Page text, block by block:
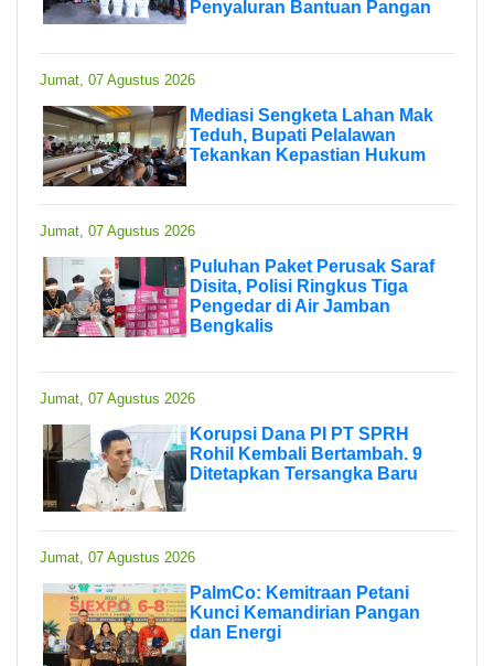
Penyaluran Bantuan Pangan
Jumat, 07 Agustus 2026
Mediasi Sengketa Lahan Mak
Teduh, Bupati Pelalawan
Tekankan Kepastian Hukum
Jumat, 07 Agustus 2026
Puluhan Paket Perusak Saraf
Disita, Polisi Ringkus Tiga
Pengedar di Air Jamban
Bengkalis
Jumat, 07 Agustus 2026
Korupsi Dana PI PT SPRH
Rohil Kembali Bertambah. 9
Ditetapkan Tersangka Baru
Jumat, 07 Agustus 2026
PalmCo: Kemitraan Petani
Kunci Kemandirian Pangan
dan Energi